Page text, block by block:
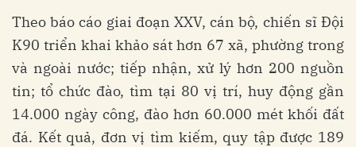
Theo báo cáo giai đoạn XXV, cán bộ, chiến sĩ Đội
K90 triển khai khảo sát hơn 67 xã, phường trong
và ngoài nước; tiếp nhận, xử lý hơn 200 nguồn
tin; tổ chức đào, tìm tại 80 vị trí, huy động gần
14.000 ngày công, đào hơn 60.000 mét khối đất
đá. Kết quả, đơn vị tìm kiếm, quy tập được 189